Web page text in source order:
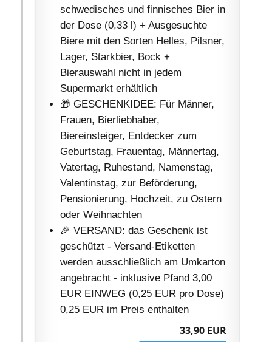
schwedisches und finnisches Bier in
der Dose (0,33 l) + Ausgesuchte
Biere mit den Sorten Helles, Pilsner,
Lager, Starkbier, Bock +
Bierauswahl nicht in jedem
Supermarkt erhältlich
🎁 GESCHENKIDEE: Für Männer,
Frauen, Bierliebhaber,
Biereinsteiger, Entdecker zum
Geburtstag, Frauentag, Männertag,
Vatertag, Ruhestand, Namenstag,
Valentinstag, zur Beförderung,
Pensionierung, Hochzeit, zu Ostern
oder Weihnachten
🎉 VERSAND: das Geschenk ist
geschützt - Versand-Etiketten
werden ausschließlich am Umkarton
angebracht - inklusive Pfand 3,00
EUR EINWEG (0,25 EUR pro Dose)
0,25 EUR im Preis enthalten
33,90 EUR